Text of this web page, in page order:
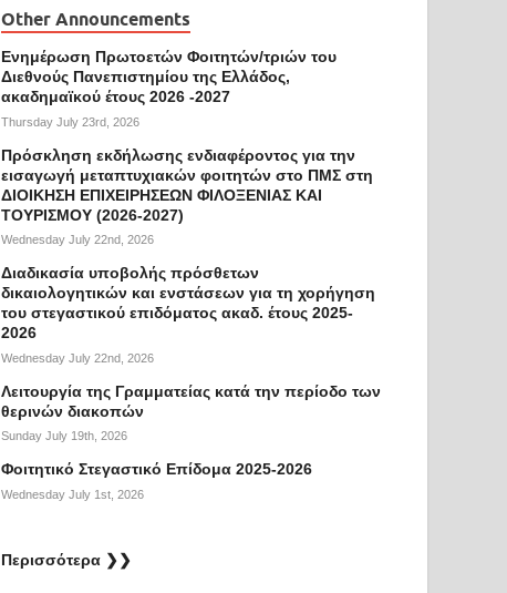
Other Announcements
Ενημέρωση Πρωτοετών Φοιτητών/τριών του
Διεθνούς Πανεπιστημίου της Ελλάδος,
ακαδημαϊκού έτους 2026 -2027
Thursday July 23rd, 2026
Πρόσκληση εκδήλωσης ενδιαφέροντος για την
εισαγωγή μεταπτυχιακών φοιτητών στο ΠΜΣ στη
ΔΙΟΙΚΗΣΗ ΕΠΙΧΕΙΡΗΣΕΩΝ ΦΙΛΟΞΕΝΙΑΣ ΚΑΙ
ΤΟΥΡΙΣΜΟΥ (2026-2027)
Wednesday July 22nd, 2026
Διαδικασία υποβολής πρόσθετων
δικαιολογητικών και ενστάσεων για τη χορήγηση
του στεγαστικού επιδόματος ακαδ. έτους 2025-
2026
Wednesday July 22nd, 2026
Λειτουργία της Γραμματείας κατά την περίοδο των
θερινών διακοπών
Sunday July 19th, 2026
Φοιτητικό Στεγαστικό Επίδομα 2025-2026
Wednesday July 1st, 2026
Περισσότερα ❯❯